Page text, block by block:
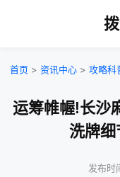
首页 > 资讯中心 > 攻略科
运筹帷幄!长沙
洗牌
发布时